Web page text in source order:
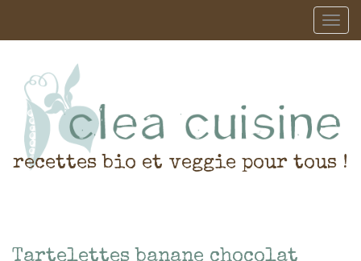
recettes bio et veggie pour tous !